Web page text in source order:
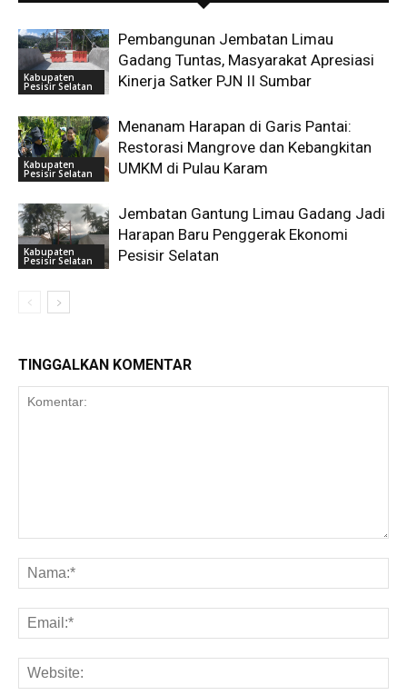
Kabupaten
Pesisir Selatan
Pembangunan Jembatan Limau
Gadang Tuntas, Masyarakat Apresiasi
Kinerja Satker PJN II Sumbar
Kabupaten
Pesisir Selatan
Menanam Harapan di Garis Pantai:
Restorasi Mangrove dan Kebangkitan
UMKM di Pulau Karam
Kabupaten
Pesisir Selatan
Jembatan Gantung Limau Gadang Jadi
Harapan Baru Penggerak Ekonomi
Pesisir Selatan
TINGGALKAN KOMENTAR